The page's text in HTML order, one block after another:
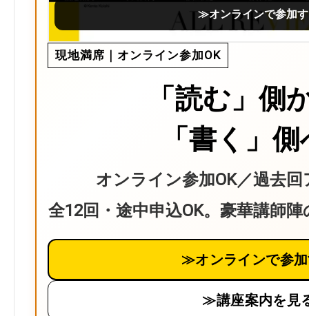
≫オンラインで参加
現地満席｜オンライン参加OK
「読む」側
「書く」
オンライン参加OK／過去
全12回・途中申込OK。豪華講師
≫オンラインで参
≫講座案内を見